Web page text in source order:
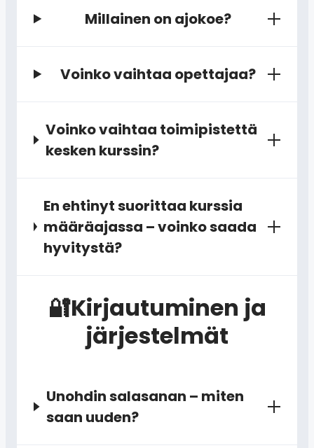
Millainen on ajokoe?
Voinko vaihtaa opettajaa?
Voinko vaihtaa toimipistettä
kesken kurssin?
En ehtinyt suorittaa kurssia
määräajassa – voinko saada
hyvitystä?
🔐Kirjautuminen ja
järjestelmät
Unohdin salasanan – miten
saan uuden?